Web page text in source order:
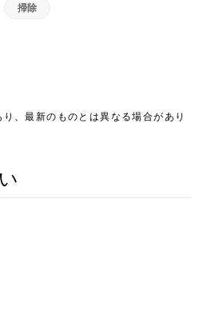
掃除
、最新のものとは異なる場合があり